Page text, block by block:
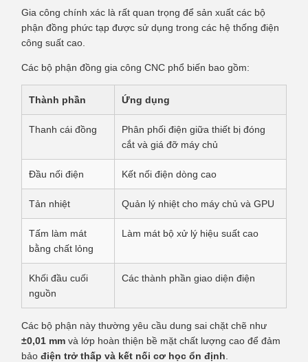
Gia công chính xác là rất quan trọng để sản xuất các bộ
phận đồng phức tạp được sử dụng trong các hệ thống điện
công suất cao.
Các bộ phận đồng gia công CNC phổ biến bao gồm:
Thành phần Ứng dụng
Thanh cái đồng
Phân phối điện giữa thiết bị đóng
cắt và giá đỡ máy chủ
Đầu nối điện Kết nối điện dòng cao
Tản nhiệt Quản lý nhiệt cho máy chủ và GPU
Tấm làm mát
bằng chất lỏng
Làm mát bộ xử lý hiệu suất cao
Khối đầu cuối
nguồn
Các thành phần giao diện điện
Các bộ phận này thường yêu cầu dung sai chặt chẽ như
±0,01 mm và lớp hoàn thiện bề mặt chất lượng cao để đảm
bảo điện trở thấp và kết nối cơ học ổn định